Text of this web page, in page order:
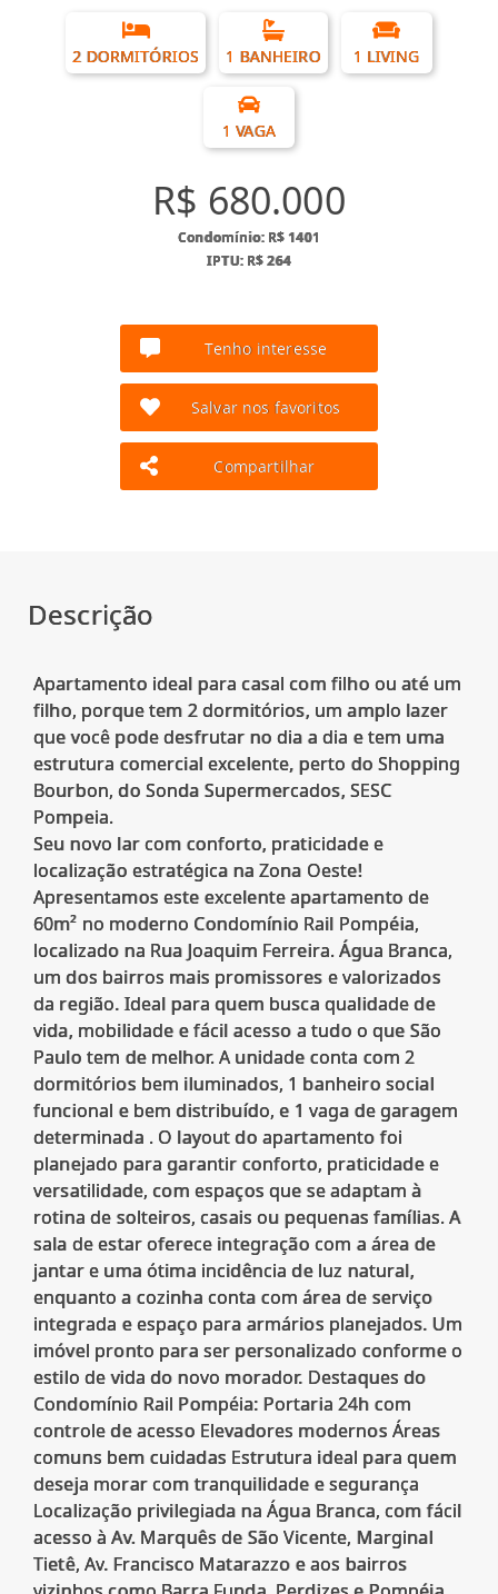
2 DORMITÓRIOS 1 BANHEIRO 1 LIVING
1 VAGA
R$ 680.000
Condomínio: R$ 1401
IPTU: R$ 264
Tenho interesse
Salvar nos favoritos
Compartilhar
Descrição
Apartamento ideal para casal com filho ou até um
filho, porque tem 2 dormitórios, um amplo lazer
que você pode desfrutar no dia a dia e tem uma
estrutura comercial excelente, perto do Shopping
Bourbon, do Sonda Supermercados, SESC
Pompeia.
Seu novo lar com conforto, praticidade e
localização estratégica na Zona Oeste!
Apresentamos este excelente apartamento de
60m² no moderno Condomínio Rail Pompéia,
localizado na Rua Joaquim Ferreira. Água Branca,
um dos bairros mais promissores e valorizados
da região. Ideal para quem busca qualidade de
vida, mobilidade e fácil acesso a tudo o que São
Paulo tem de melhor. A unidade conta com 2
dormitórios bem iluminados, 1 banheiro social
funcional e bem distribuído, e 1 vaga de garagem
determinada . O layout do apartamento foi
planejado para garantir conforto, praticidade e
versatilidade, com espaços que se adaptam à
rotina de solteiros, casais ou pequenas famílias. A
sala de estar oferece integração com a área de
jantar e uma ótima incidência de luz natural,
enquanto a cozinha conta com área de serviço
integrada e espaço para armários planejados. Um
imóvel pronto para ser personalizado conforme o
estilo de vida do novo morador. Destaques do
Condomínio Rail Pompéia: Portaria 24h com
controle de acesso Elevadores modernos Áreas
comuns bem cuidadas Estrutura ideal para quem
deseja morar com tranquilidade e segurança
Localização privilegiada na Água Branca, com fácil
acesso à Av. Marquês de São Vicente, Marginal
Tietê, Av. Francisco Matarazzo e aos bairros